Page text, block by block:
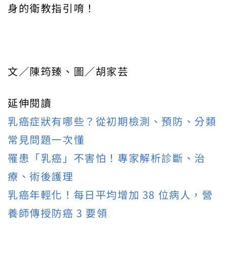
身的衛教指引唷！
文／陳筠臻、圖／胡家芸
延伸閱讀
乳癌症狀有哪些？從初期檢測、預防、分類
常見問題一次懂
罹患「乳癌」不害怕！專家解析診斷、治
療、術後護理
乳癌年輕化！每日平均增加 38 位病人，營
養師傳授防癌 3 要領